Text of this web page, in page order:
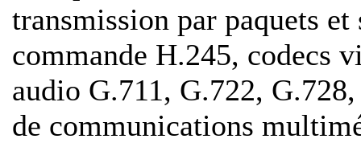
transmission par paquets
commande H.245, codecs
audio G.711, G.722,
de communications